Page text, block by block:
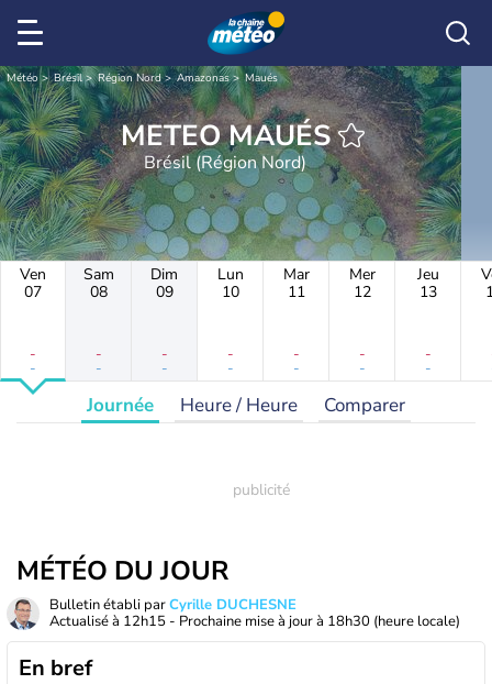
Météo Brésil Région Nord Amazonas Maués
METEO MAUÉS
Brésil (Région Nord)
Ven
07
-
-
Sam
08
-
-
Dim
09
-
-
Lun
10
-
-
Mar
11
-
-
Mer
12
-
-
Jeu
13
-
-
Journée Heure / Heure Comparer
MÉTÉO DU JOUR
Bulletin établi parCyrille DUCHESNE
Actualisé à 12h15 - Prochaine mise à jour à 18h30 (heure locale)
En bref